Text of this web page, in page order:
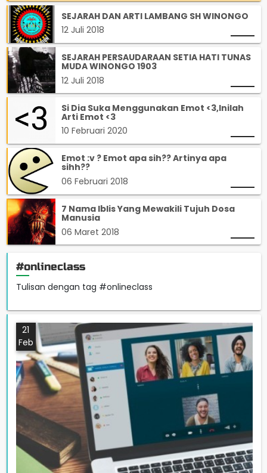
SEJARAH DAN ARTI LAMBANG SH WINONGO
12 Juli 2018
SEJARAH PERSAUDARAAN SETIA HATI TUNAS
MUDA WINONGO 1903
12 Juli 2018
Si Dia Suka Menggunakan Emot <3,Inilah
Arti Emot <3
10 Februari 2020
Emot :v ? Emot apa sih?? Artinya apa
sihh??
06 Februari 2018
7 Nama Iblis Yang Mewakili Tujuh Dosa
Manusia
06 Maret 2018
#onlineclass
Tulisan dengan tag #onlineclass
21
Feb